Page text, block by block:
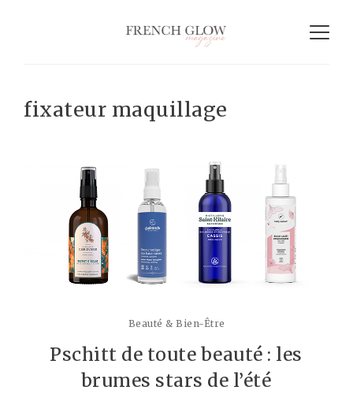
fixateur maquillage
Beauté & Bien-Être
Pschitt de toute beauté : les
brumes stars de l’été